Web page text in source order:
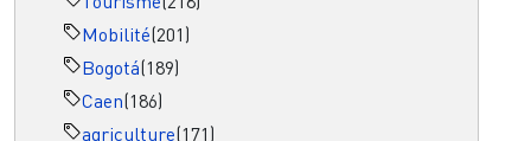
Mobilité(201)
Bogotá(189)
Caen(186)
agriculture(171)